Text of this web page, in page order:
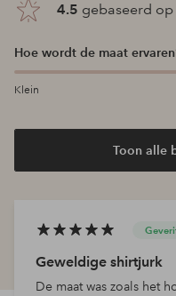
4.5 gebaseerd op
Hoe wordt de maat
Klein
Toon alle
Geweldige shirtjurk
De maat was zoals het